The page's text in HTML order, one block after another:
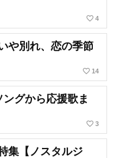
favorite_border 4
や別れ、恋の季節
favorite_border 14
グから応援歌ま
favorite_border 3
集【ノスタルジ